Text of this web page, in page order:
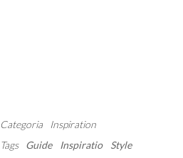
Categoria
Inspiration
Tags
Guide Inspiratio Style